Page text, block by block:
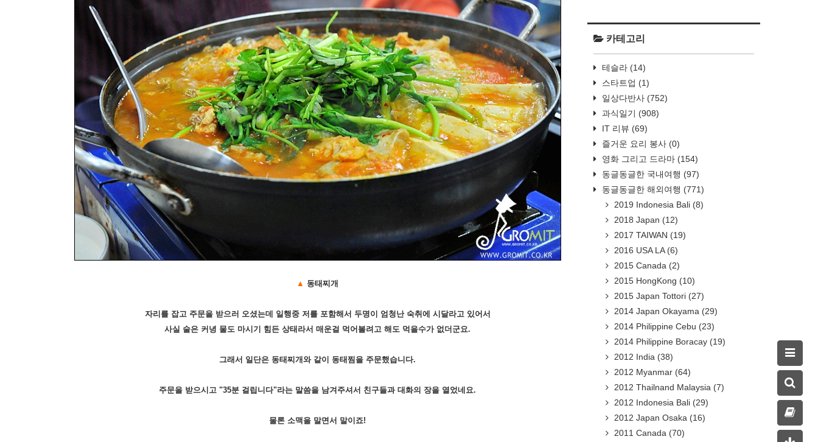
▲ 동태찌개
자리를 잡고 주문을 받으러 오셨는데 일행중 저를 포함해서 두명이 엄청난 숙취에 시달라고 있어서
사실 술은 커녕 물도 마시기 힘든 상태라서 매운걸 먹어볼려고 해도 먹을수가 없더군요.
그래서 일단은 동태찌개와 같이 동태찜을 주문했습니다.
주문을 받으시고 "35분 걸립니다"라는 말씀을 남겨주셔서 친구들과 대화의 장을 열었네요.
물론 소맥을 말면서 말이죠!
카테고리
테슬라 (14)
스타트업 (1)
일상다반사 (752)
과식일기 (908)
IT 리뷰 (69)
즐거운 요리 봉사 (0)
영화 그리고 드라마 (154)
동글동글한 국내여행 (97)
동글동글한 해외여행 (771)
2019 Indonesia Bali (8)
2018 Japan (12)
2017 TAIWAN (19)
2016 USA LA (6)
2015 Canada (2)
2015 HongKong (10)
2015 Japan Tottori (27)
2014 Japan Okayama (29)
2014 Philippine Cebu (23)
2014 Philippine Boracay (19)
2012 India (38)
2012 Myanmar (64)
2012 Thailnand Malaysia (7)
2012 Indonesia Bali (29)
2012 Japan Osaka (16)
2011 Canada (70)